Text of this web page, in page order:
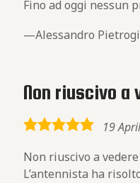
Fino ad oggi nessun
Alessandro
Non riuscivo a
5,0
19
Non riuscivo a
L’antennista ha